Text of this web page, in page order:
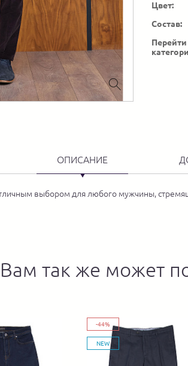
Цвет:
Состав:
Перейти
ОПИСАНИЕ
выбором для любого мужчины,
Вам так же может
-44%
NEW